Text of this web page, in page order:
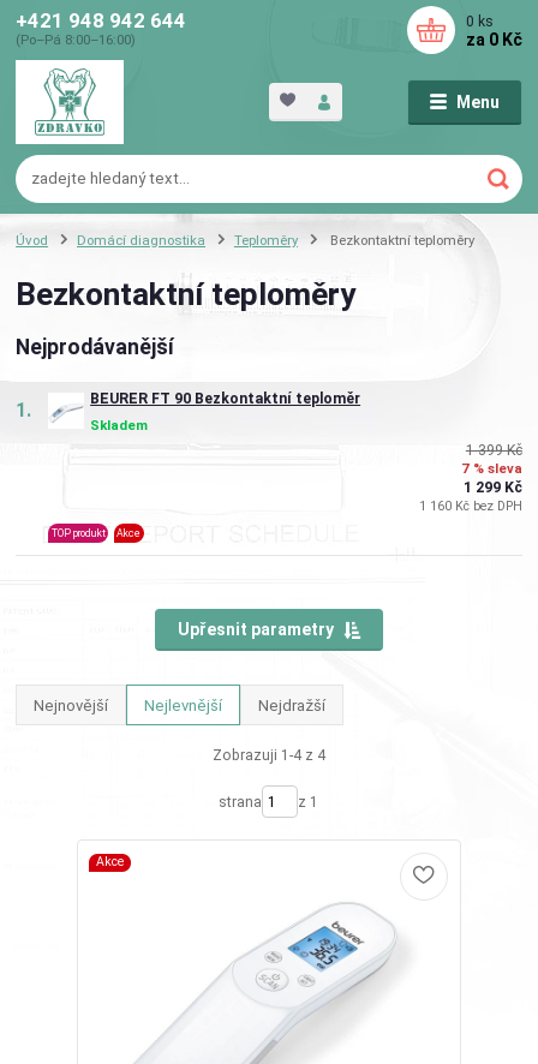
Menu
+421 948 942 644
(Po–Pá 8:00–16:00)
0 ks
za 0 Kč
Úvod Domácí diagnostika Teploměry Bezkontaktní teploměry
Bezkontaktní teploměry
Nejprodávanější
1.
BEURER FT 90 Bezkontaktní teploměr
Skladem
TOP produkt Akce
1 399 Kč
7 % sleva
1 299 Kč
1 160 Kč bez DPH
Upřesnit parametry
Nejnovější Nejlevnější Nejdražší
Zobrazuji 1-4 z 4
strana z 1
Akce